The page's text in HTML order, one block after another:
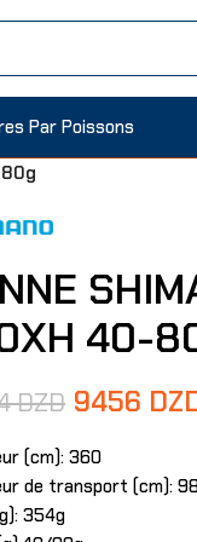
Par Poissons
40-
DZD 9456
(cm): 360
de transport (cm):
354g